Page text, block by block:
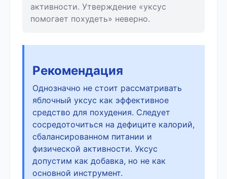
активности. Утверждение «уксус
помогает похудеть» неверно.
Рекомендация
Однозначно не стоит рассматривать
яблочный уксус как эффективное
средство для похудения. Следует
сосредоточиться на дефиците калорий,
сбалансированном питании и
физической активности. Уксус
допустим как добавка, но не как
основной инструмент.